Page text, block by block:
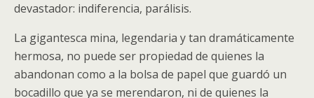
devastador: indiferencia, parálisis.
La gigantesca mina, legendaria y tan dramáticamente
hermosa, no puede ser propiedad de quienes la
abandonan como a la bolsa de papel que guardó un
bocadillo que ya se merendaron, ni de quienes la